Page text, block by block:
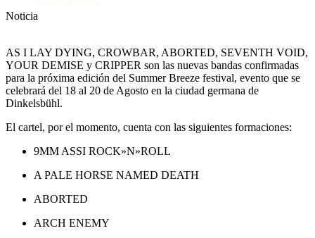
Noticia
AS I LAY DYING, CROWBAR, ABORTED, SEVENTH VOID,
YOUR DEMISE y CRIPPER son las nuevas bandas confirmadas
para la próxima edición del Summer Breeze festival, evento que se
celebrará del 18 al 20 de Agosto en la ciudad germana de
Dinkelsbühl.
El cartel, por el momento, cuenta con las siguientes formaciones:
9MM ASSI ROCK»N»ROLL
A PALE HORSE NAMED DEATH
ABORTED
ARCH ENEMY